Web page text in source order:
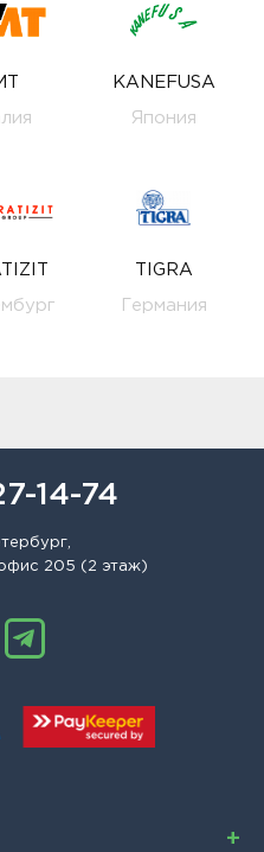
KANEFUSA
Япония
TIGRA
Германия
14-74
офис 205 (2 этаж)